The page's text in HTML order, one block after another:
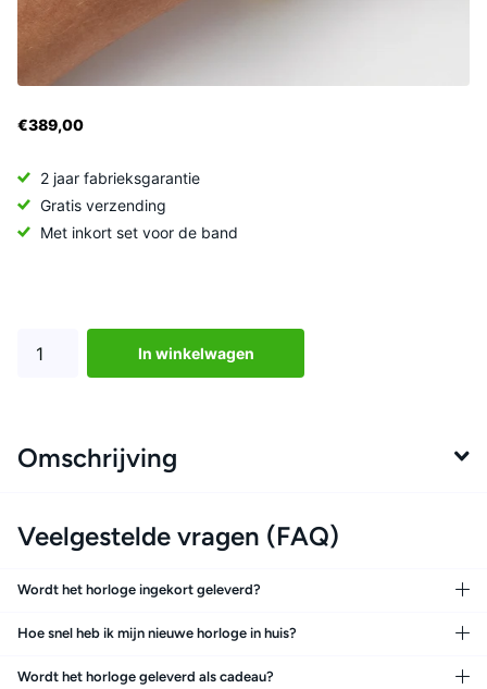
€389,00
2 jaar fabrieksgarantie
Gratis verzending
Met inkort set voor de band
In winkelwagen
Omschrijving
Veelgestelde vragen (FAQ)
Wordt het horloge ingekort geleverd?
Hoe snel heb ik mijn nieuwe horloge in huis?
Wordt het horloge geleverd als cadeau?